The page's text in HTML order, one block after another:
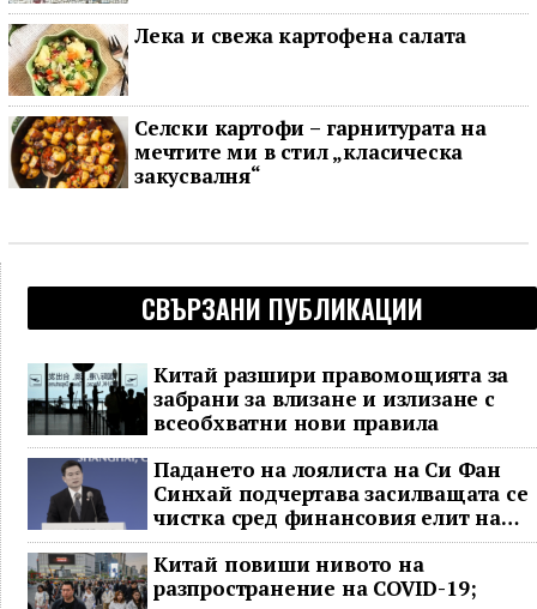
Лека и свежа картофена салата
Селски картофи – гарнитурата на
мечтите ми в стил „класическа
закусвалня“
СВЪРЗАНИ ПУБЛИКАЦИИ
Китай разшири правомощията за
забрани за влизане и излизане с
всеобхватни нови правила
Падането на лоялиста на Си Фан
Синхай подчертава засилващата се
чистка сред финансовия елит на
Китай
Китай повиши нивото на
разпространение на COVID-19;